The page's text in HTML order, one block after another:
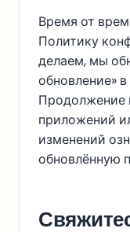
Время от
Политику
делаем, мы
обновление»
Продолжение
приложений
изменений
обновлённую